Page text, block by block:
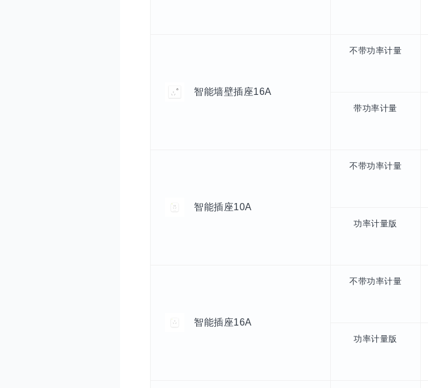
智能墙壁插座16A
不带功率计量
带功率计量
智能插座10A
不带功率计量
功率计量版
智能插座16A
不带功率计量
功率计量版